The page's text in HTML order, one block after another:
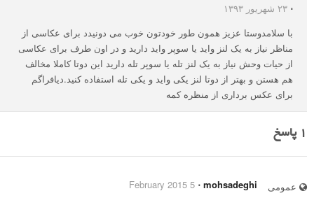
⋅ ۲۳ شهریور ۱۳۹۳
با سلامدوستا عزیز همون طور خودتون خوب می دونیدد برای عکاسی از
مناظر نیاز به یک لنز واید یا سوپر واید دارید و در اون طرف برای عکاسی
از حیات وحش نیاز به یک لنز تله یا سوپر تله دارید این دوتا کاملا مخالف
هم هستن و بهتر از دوتا لنز یکی واید و یکی تله استفاده کنید.دیافراگم
برای عکس برداری از منظره کمه
1 پاسخ
عمومی mohsadeghi
⋅
5 February 2015